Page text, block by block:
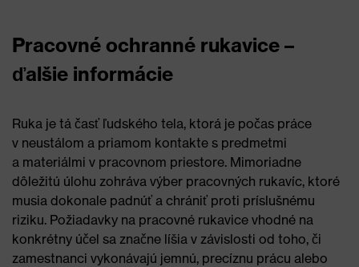
Pracovné ochranné rukavice –
ďalšie informácie
Ruka je tá časť ľudského tela, ktorá je počas práce
v neustálom a priamom kontakte s predmetmi
a materiálmi v pracovnom priestore. Mimoriadne
dôležitú úlohu zohráva výber pracovných rukavíc, ktoré
musia dokonale padnúť a chrániť proti príslušnému
riziku. Požiadavky na pracovné rukavice vhodné na
konkrétny účel sa značne líšia v závislosti od toho, či
zamestnanci vykonávajú jemnú, precíznu prácu alebo